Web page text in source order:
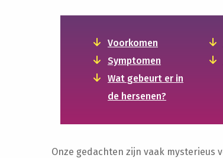
Voorkomen
Symptomen
Wat gebeurt er in
de hersenen?
Onze gedachten zijn vaak mysterieus